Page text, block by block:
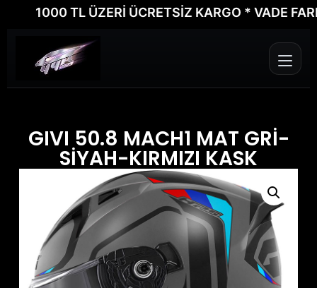
1000 TL ÜZERİ ÜCRETSİZ KARGO * VADE
GIVI 50.8 MACH1 MAT GRİ-
SİYAH-KIRMIZI KASK